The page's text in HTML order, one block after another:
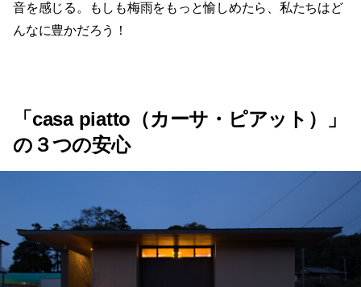
音を感じる。もしも梅雨をもっと愉しめたら、私たちはど
んなに豊かだろう！
「casa piatto（カーサ・ピアット）」
の３つの安心